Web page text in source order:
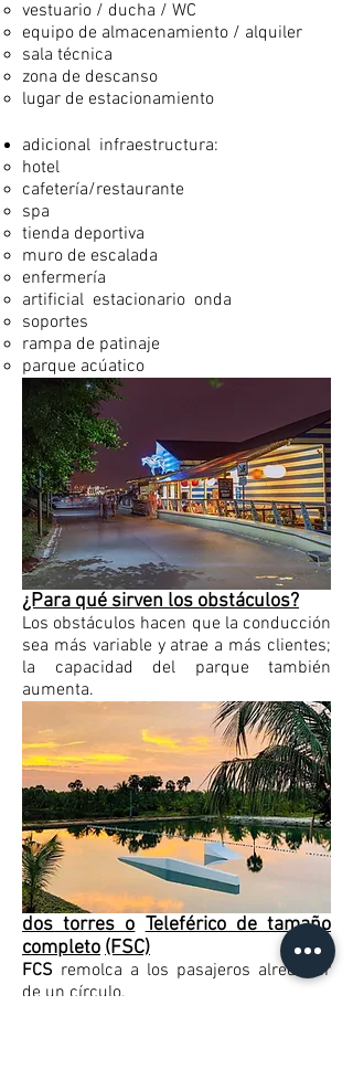
vestuario / ducha / WC
equipo de almacenamiento / alquiler
sala técnica
zona de descanso
lugar de estacionamiento
adicional infraestructura:
hotel
cafetería/restaurante
spa
tienda deportiva
muro de escalada
enfermería
artificial estacionario onda
soportes
rampa de patinaje
parque acúatico
¿Para qué sirven los obstáculos?
Los obstáculos hacen que la conducción
sea más variable y atrae a más clientes;
la capacidad del parque también
aumenta.
dos torres o Teleférico de tamaño
completo (FSC)
FCS remolca a los pasajeros alrededor
de un círculo.